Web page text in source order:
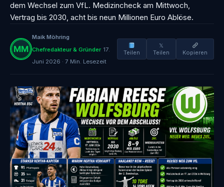
dem Wechsel zum VfL. Medizincheck am Mittwoch,
Vertrag bis 2030, acht bis neun Millionen Euro Ablöse.
Maik Möhring
Chefredakteur & Gründer 17.
Juni 2026 · 7 Min. Lesezeit
Teilen
𝕏
Teilen
Kopieren